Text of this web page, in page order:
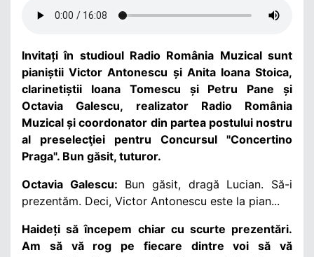
Invitați în studioul Radio România Muzical sunt
pianiștii Victor Antonescu și Anita Ioana Stoica,
clarinetiștii Ioana Tomescu și Petru Pane și
Octavia Galescu, realizator Radio România
Muzical și coordonator din partea postului nostru
al preselecţiei pentru Concursul "Concertino
Praga". Bun găsit, tuturor.
Octavia Galescu: Bun găsit, dragă Lucian. Să-i
prezentăm. Deci, Victor Antonescu este la pian...
Haideți să începem chiar cu scurte prezentări.
Am să vă rog pe fiecare dintre voi să vă